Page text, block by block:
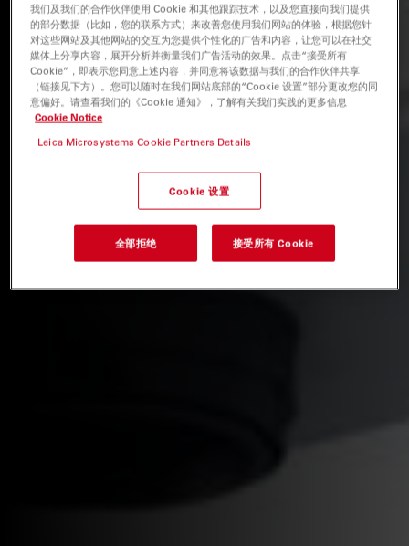
我们及我们的合作伙伴使用 Cookie 和其他跟踪技术，以及您直接向我们提供
的部分数据（比如，您的联系方式）来改善您使用我们网站的体验，根据您针
对这些网站及其他网站的交互为您提供个性化的广告和内容，让您可以在社交
媒体上分享内容，展开分析并衡量我们广告活动的效果。点击“接受所有
Cookie”，即表示您同意上述内容，并同意将该数据与我们的合作伙伴共享
（链接见下方）。您可以随时在我们网站底部的“Cookie 设置”部分更改您的同
意偏好。请查看我们的《Cookie 通知》，了解有关我们实践的更多信息
Cookie Notice
Leica Microsystems Cookie Partners Details
Cookie 设置
全部拒绝 接受所有 Cookie